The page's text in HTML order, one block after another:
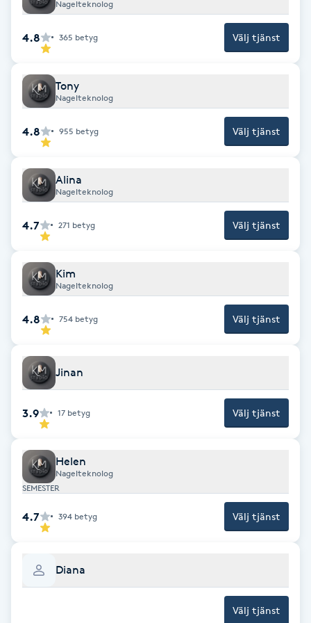
Face framing
Faceliftmassage
Fet hårbotten
Fettreducering
Fillers
Fotmassage
Fotsvamp
Fotvård
Fransborttagning
Fransfärgning
Fransförlängning
Nagelteknolog
4.8 365 betyg Välj tjänst
Tony
Nagelteknolog
4.8 955 betyg Välj tjänst
Alina
Nagelteknolog
4.7 271 betyg Välj tjänst
Kim
Nagelteknolog
4.8 754 betyg Välj tjänst
Jinan
3.9 17 betyg Välj tjänst
Helen
Nagelteknolog
SEMESTER
4.7 394 betyg Välj tjänst
Diana
Välj tjänst